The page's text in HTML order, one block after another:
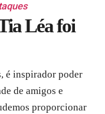
Léa foi
é inspirador poder
de amigos e
proporcionar